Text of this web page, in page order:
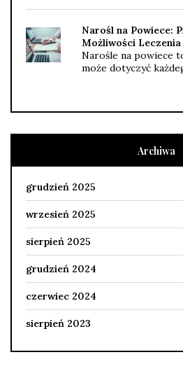
Narośl na Powiece:
Możliwości
Narośle na powiece
może dotyczyć
Archiwa
grudzień 2025
wrzesień 2025
sierpień 2025
grudzień 2024
czerwiec 2024
sierpień 2023